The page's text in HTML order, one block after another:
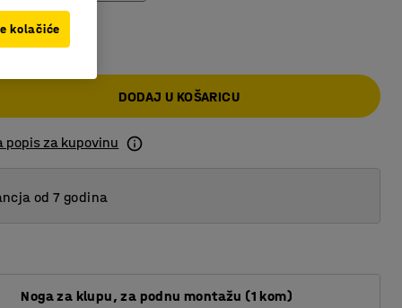
DODAJ U KOŠARICU
popis za kupovinu
od 7 godina
Noga za klupu, za podnu montažu (1 kom)
kolačiće